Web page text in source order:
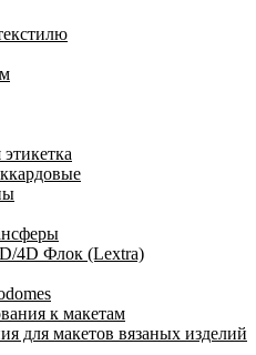
4D Флок (Lextra)
к макетам
для макетов вязаных изделий